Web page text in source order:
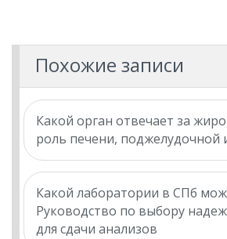
Похожие записи
Какой орган отвечает за
роль печени, поджелудочной
Какой лаборатории в СПб
Руководство по выбору
для сдачи анализов